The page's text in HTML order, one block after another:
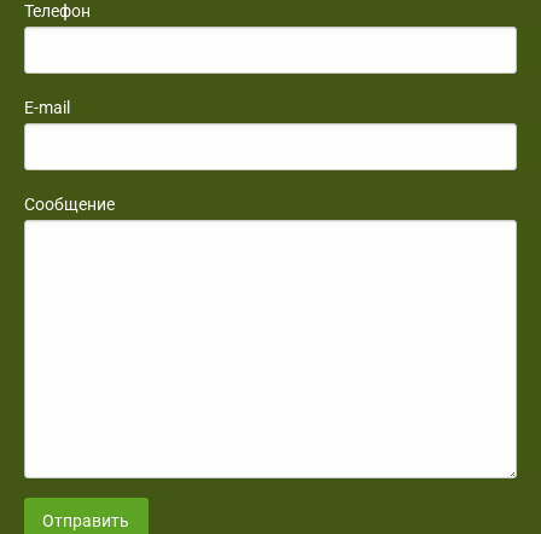
Телефон
E-mail
Сообщение
Отправить